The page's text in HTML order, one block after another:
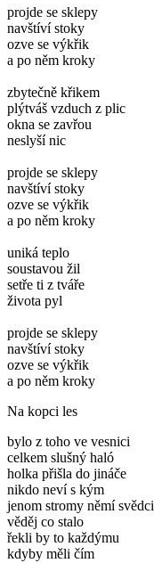
projde se sklepy
navštíví stoky
ozve se výkřik
a po něm kroky
zbytečně křikem
plýtváš vzduch z plic
okna se zavřou
neslyší nic
projde se sklepy
navštíví stoky
ozve se výkřik
a po něm kroky
uniká teplo
soustavou žil
setře ti z tváře
života pyl
projde se sklepy
navštíví stoky
ozve se výkřik
a po něm kroky
Na kopci les
bylo z toho ve vesnici
celkem slušný haló
holka přišla do jináče
nikdo neví s kým
jenom stromy němí svědci
věděj co stalo
řekli by to každýmu
kdyby měli čím